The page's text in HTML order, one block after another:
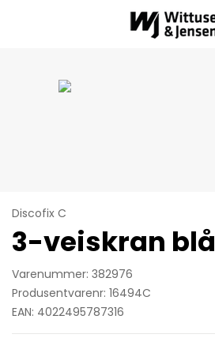
Discofix C
3-veiskran blå
Varenummer: 382976
Produsentvarenr: 16494C
EAN: 4022495787316